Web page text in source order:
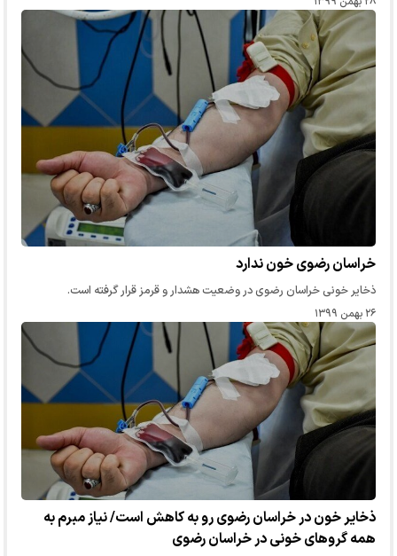
خراسان رضوی خون ندارد
ذخایر خونی خراسان رضوی در وضعیت هشدار و قرمز قرار گرفته است.
۲۶ بهمن ۱۳۹۹
ذخایر خون در خراسان رضوی رو به کاهش است/ نیاز مبرم به
همه گروهای خونی در خراسان رضوی